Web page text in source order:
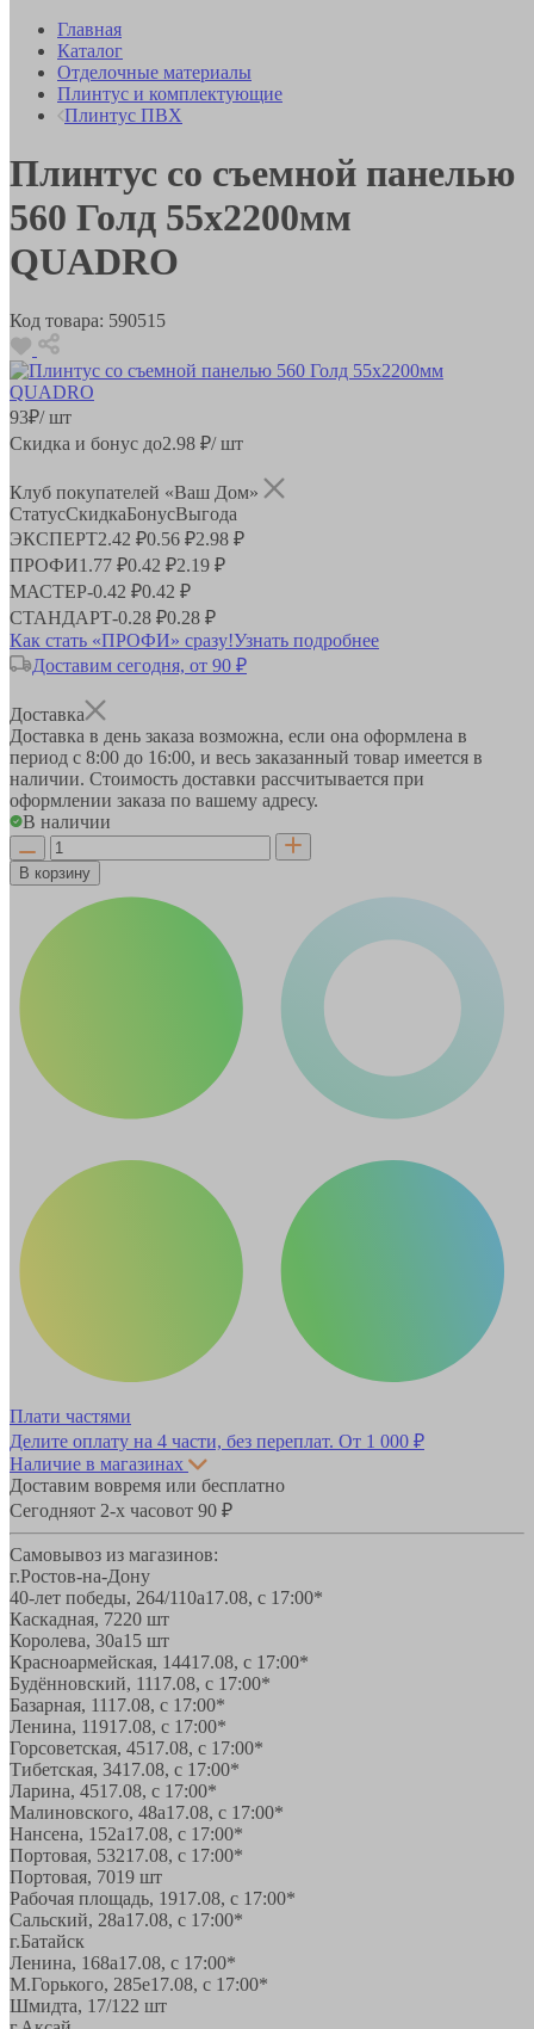
Главная
Каталог
Отделочные материалы
Плинтус и комплектующие
Плинтус ПВХ
Плинтус со съемной панелью
560 Голд 55х2200мм
QUADRO
Код товара: 590515
93₽/ шт
Скидка и бонус до2.98 ₽/ шт
Клуб покупателей «Ваш Дом»
СтатусСкидкаБонусВыгода
ЭКСПЕРТ2.42 ₽0.56 ₽2.98 ₽
ПРОФИ1.77 ₽0.42 ₽2.19 ₽
МАСТЕР-0.42 ₽0.42 ₽
СТАНДАРТ-0.28 ₽0.28 ₽
Как стать «ПРОФИ» сразу!Узнать подробнее
Доставим сегодня, от 90 ₽
Доставка
Доставка в день заказа возможна, если она оформлена в
период с 8:00 до 16:00, и весь заказанный товар имеется в
наличии. Стоимость доставки рассчитывается при
оформлении заказа по вашему адресу.
В наличии
В корзину
Плати частями
Делите оплату на 4 части, без переплат. От 1 000 ₽
Наличие в магазинах
Доставим вовремя или бесплатно
Сегодняот 2-х часовот 90 ₽
Самовывоз из магазинов:
г.Ростов-на-Дону
40-лет победы, 264/110а17.08, с 17:00*
Каскадная, 7220 шт
Королева, 30а15 шт
Красноармейская, 14417.08, с 17:00*
Будённовский, 1117.08, с 17:00*
Базарная, 1117.08, с 17:00*
Ленина, 11917.08, с 17:00*
Горсоветская, 4517.08, с 17:00*
Тибетская, 3417.08, с 17:00*
Ларина, 4517.08, с 17:00*
Малиновского, 48а17.08, с 17:00*
Нансена, 152а17.08, с 17:00*
Портовая, 53217.08, с 17:00*
Портовая, 7019 шт
Рабочая площадь, 1917.08, с 17:00*
Сальский, 28a17.08, с 17:00*
г.Батайск
Ленина, 168а17.08, с 17:00*
М.Горького, 285е17.08, с 17:00*
Шмидта, 17/1 22 шт